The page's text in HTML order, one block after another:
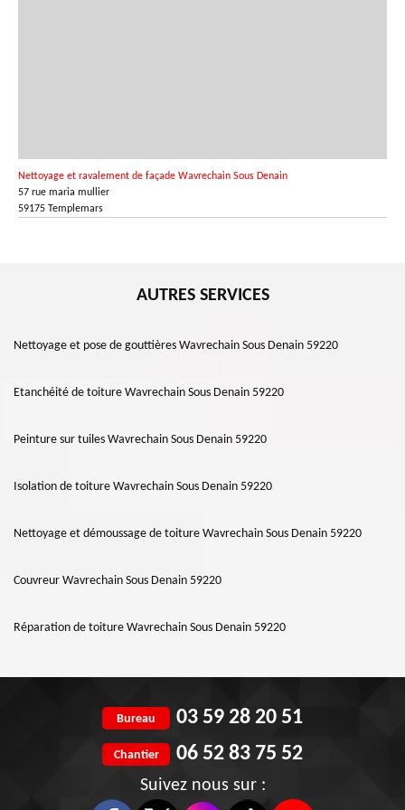
Nettoyage et ravalement de façade Wavrechain Sous Denain
57 rue maria mullier
59175 Templemars
AUTRES SERVICES
Nettoyage et pose de gouttières Wavrechain Sous Denain 59220
Etanchéité de toiture Wavrechain Sous Denain 59220
Peinture sur tuiles Wavrechain Sous Denain 59220
Isolation de toiture Wavrechain Sous Denain 59220
Nettoyage et démoussage de toiture Wavrechain Sous Denain 59220
Couvreur Wavrechain Sous Denain 59220
Réparation de toiture Wavrechain Sous Denain 59220
Bureau 03 59 28 20 51
Chantier 06 52 83 75 52
Suivez nous sur :